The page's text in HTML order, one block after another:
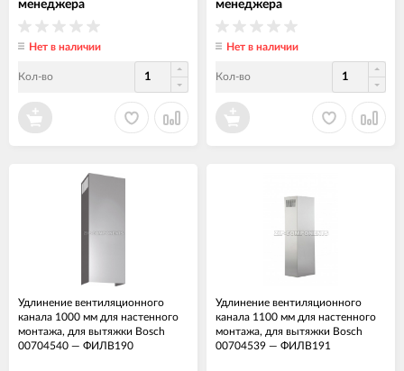
менеджера
Нет в наличии
Кол-во
менеджера
Нет в наличии
Кол-во
Удлинение вентиляционного
канала 1000 мм для настенного
монтажа, для вытяжки Bosch
00704540 — ФИЛВ190
Удлинение вентиляционного
канала 1100 мм для настенного
монтажа, для вытяжки Bosch
00704539 — ФИЛВ191